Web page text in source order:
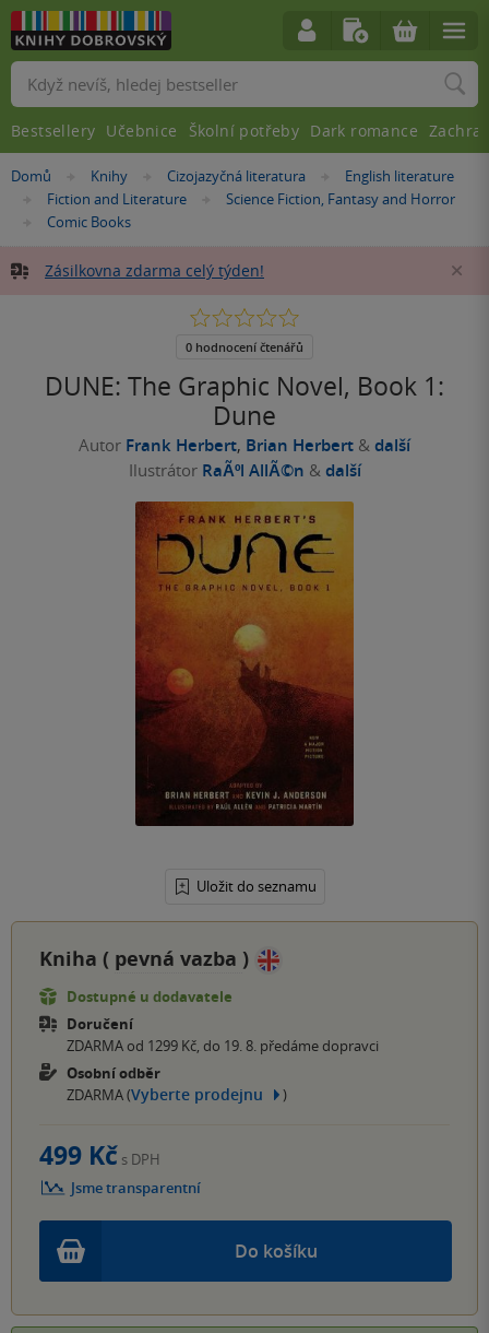
Nacházíte
Domů »Knihy »Cizojazyčná literatura »English literature
»
Fiction and Literature »
Science Fiction, Fantasy and Horror
»
Comic Books
Zásilkovna zdarma celý týden!
DUNE: The Graphic Novel, Book 1:
Dune
Autor Frank Herbert, Brian Herbert & další
Ilustrátor RaÃºl AllÃ©n & další
Uložit do seznamu
0.0
5
0 hodnocení čtenářů
Kniha ( pevná vazba )
Dostupné u dodavatele
Doručení
ZDARMA od 1299 Kč, do 19. 8. předáme dopravci
Osobní odběr
ZDARMA (Vyberte prodejnu )
Do košíku
499 Kč s DPH
Jsme transparentní
Vyhledávání
Bestsellery Učebnice Školní potřeby Dark romance